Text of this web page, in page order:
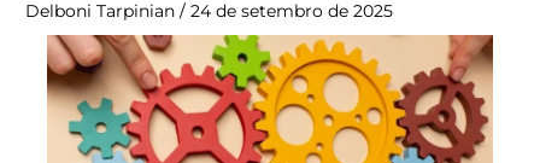
Delboni Tarpinian/24 de setembro de 2025